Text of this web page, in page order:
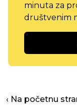
minuta za
društvenim
‹ Na početnu